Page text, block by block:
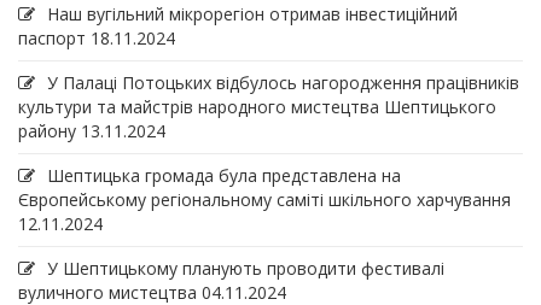
Наш вугільний мікрорегіон отримав інвеcтиційний
паспорт 18.11.2024
У Палаці Потоцьких відбулось нагородження працівників
культури та майстрів народного мистецтва Шептицького
району 13.11.2024
Шептицька громада була представлена на
Європейському регіональному саміті шкільного харчування
12.11.2024
У Шептицькому планують проводити фестивалі
вуличного мистецтва 04.11.2024